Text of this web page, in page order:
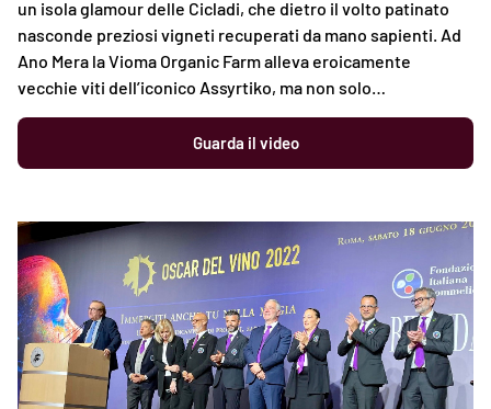
un isola glamour delle Cicladi, che dietro il volto patinato
nasconde preziosi vigneti recuperati da mano sapienti. Ad
Ano Mera la Vioma Organic Farm alleva eroicamente
vecchie viti dell’iconico Assyrtiko, ma non solo…
Guarda il video